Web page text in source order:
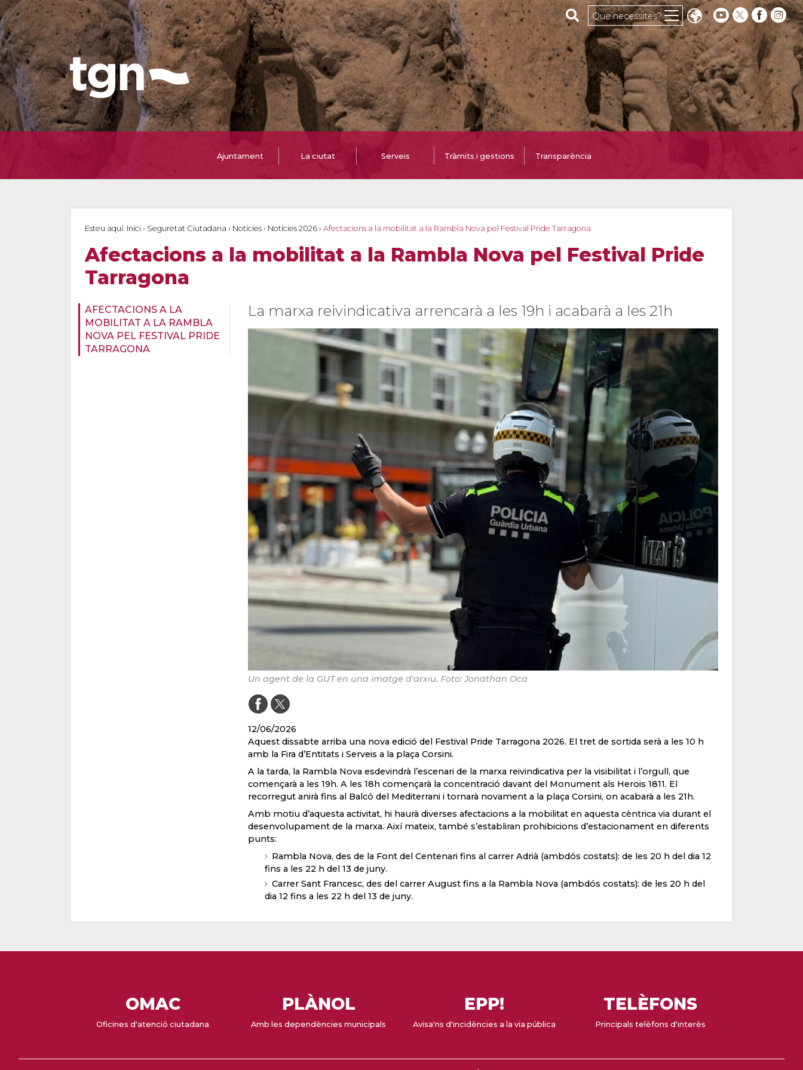
Cerca al web
Què necessites?
Ajuntament La ciutat Serveis Tràmits i gestions Transparència
Esteu aquí: Inici › Seguretat Ciutadana › Notícies › Notícies 2026 › Afectacions a la mobilitat a la Rambla Nova pel Festival Pride Tarragona
Afectacions a la mobilitat a la Rambla Nova pel Festival Pride
Tarragona
AFECTACIONS A LA
MOBILITAT A LA RAMBLA
NOVA PEL FESTIVAL PRIDE
TARRAGONA
La marxa reivindicativa arrencarà a les 19h i acabarà a les 21h
Un agent de la GUT en una imatge d'arxiu. Foto: Jonathan Oca
12/06/2026
Aquest dissabte arriba una nova edició del Festival Pride Tarragona 2026. El tret de sortida serà a les 10 h
amb la Fira d’Entitats i Serveis a la plaça Corsini.
A la tarda, la Rambla Nova esdevindrà l’escenari de la marxa reivindicativa per la visibilitat i l’orgull, que
començarà a les 19h. A les 18h començarà la concentració davant del Monument als Herois 1811. El
recorregut anirà fins al Balcó del Mediterrani i tornarà novament a la plaça Corsini, on acabarà a les 21h.
Amb motiu d’aquesta activitat, hi haurà diverses afectacions a la mobilitat en aquesta cèntrica via durant el
desenvolupament de la marxa. Així mateix, també s’establiran prohibicions d’estacionament en diferents
punts:
Rambla Nova, des de la Font del Centenari fins al carrer Adrià (ambdós costats): de les 20 h del dia 12
fins a les 22 h del 13 de juny.
Carrer Sant Francesc, des del carrer August fins a la Rambla Nova (ambdós costats): de les 20 h del
dia 12 fins a les 22 h del 13 de juny.
OMAC
Oficines d'atenció ciutadana
PLÀNOL
Amb les dependències municipals
EPP!
Avisa'ns d'incidències a la via pública
TELÈFONS
Principals telèfons d'interès